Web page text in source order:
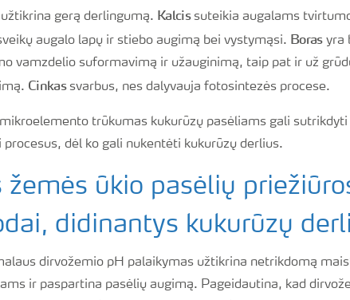
gerą derlingumą. Kalcissuteikia augalams
augalo lapų ir stiebo augimą bei vystymąsi. Borasyra
vamzdelio suformavimą ir užauginimą, taip pat ir už
Cinkassvarbus, nes dalyvauja fotosintezės procese.
trūkumas kukurūzų pasėliams gali
procesus, dėl ko gali nukentėti kukurūzų derlius.
žemės ūkio pasėlių
didinantys kukurūzų
dirvožemio pH palaikymas užtikrina netrikdomą
ir paspartina pasėlių augimą. Pageidautina, kad